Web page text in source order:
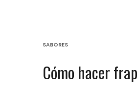
SABORES
Cómo hacer